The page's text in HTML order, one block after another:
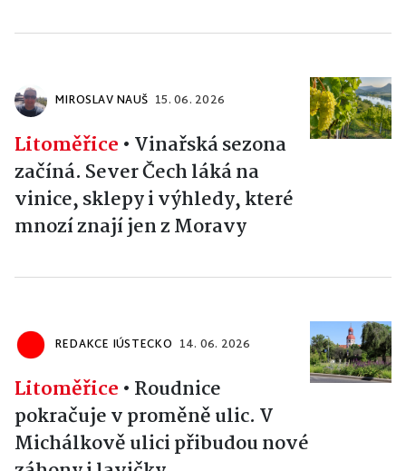
MIROSLAV NAUŠ 15. 06. 2026
Litoměřice • Vinařská sezona
začíná. Sever Čech láká na
vinice, sklepy i výhledy, které
mnozí znají jen z Moravy
REDAKCE IÚSTECKO 14. 06. 2026
Litoměřice • Roudnice
pokračuje v proměně ulic. V
Michálkově ulici přibudou nové